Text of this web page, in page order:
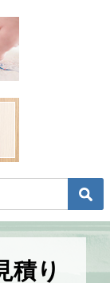
積り